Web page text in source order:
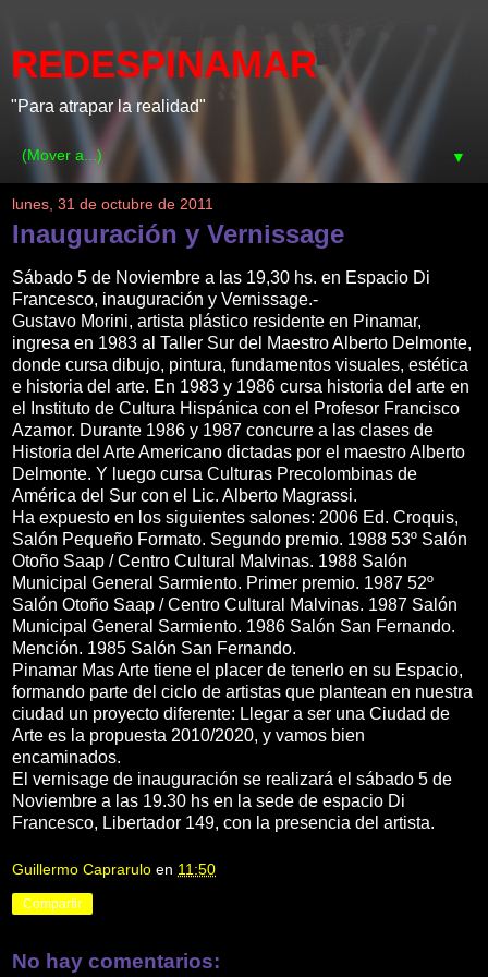
REDESPINAMAR
"Para atrapar la realidad"
▼
lunes, 31 de octubre de 2011
Inauguración y Vernissage
Sábado 5 de Noviembre a las 19,30 hs. en Espacio Di
Francesco, inauguración y Vernissage.-
Gustavo Morini, artista plástico residente en Pinamar,
ingresa en 1983 al Taller Sur del Maestro Alberto Delmonte,
donde cursa dibujo, pintura, fundamentos visuales, estética
e historia del arte. En 1983 y 1986 cursa historia del arte en
el Instituto de Cultura Hispánica con el Profesor Francisco
Azamor. Durante 1986 y 1987 concurre a las clases de
Historia del Arte Americano dictadas por el maestro Alberto
Delmonte. Y luego cursa Culturas Precolombinas de
América del Sur con el Lic. Alberto Magrassi.
Ha expuesto en los siguientes salones: 2006 Ed. Croquis,
Salón Pequeño Formato. Segundo premio. 1988 53º Salón
Otoño Saap / Centro Cultural Malvinas. 1988 Salón
Municipal General Sarmiento. Primer premio. 1987 52º
Salón Otoño Saap / Centro Cultural Malvinas. 1987 Salón
Municipal General Sarmiento. 1986 Salón San Fernando.
Mención. 1985 Salón San Fernando.
Pinamar Mas Arte tiene el placer de tenerlo en su Espacio,
formando parte del ciclo de artistas que plantean en nuestra
ciudad un proyecto diferente: Llegar a ser una Ciudad de
Arte es la propuesta 2010/2020, y vamos bien
encaminados.
El vernisage de inauguración se realizará el sábado 5 de
Noviembre a las 19.30 hs en la sede de espacio Di
Francesco, Libertador 149, con la presencia del artista.
Guillermo Caprarulo en 11:50
Compartir
No hay comentarios: